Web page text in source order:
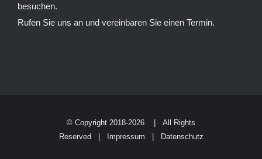
besuchen.
Rufen Sie uns an und vereinbaren Sie einen Termin.
© Copyright 2018-2026 | All Rights
Reserved |
Impressum Datenschutz